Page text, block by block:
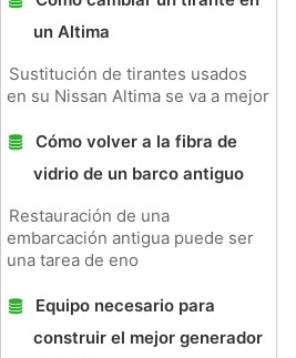
un Altima
Sustitución de tirantes usados ​​
en su Nissan Altima se va a mejor
Cómo volver a la fibra de
vidrio de un barco antiguo
Restauración de una
embarcación antigua puede ser
una tarea de eno
Equipo necesario para
construir el mejor generador